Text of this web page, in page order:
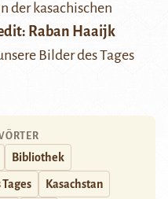
der kasachischen
Raban Haaijk
Bilder des Tages
Bibliothek
Tages Kasachstan